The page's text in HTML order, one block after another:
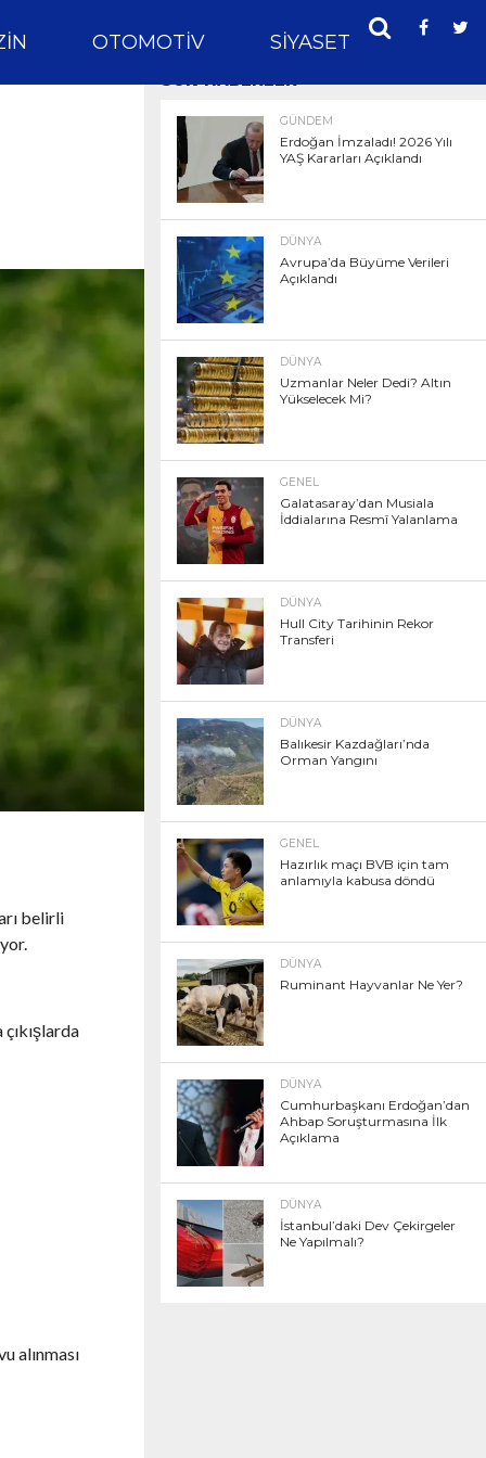
OTOMOTIV SIYASET SPOR
belirli
alınması
SON HABERLER
GÜNDEM
Erdoğan İmzaladı! 2026 Yılı
YAŞ Kararları Açıklandı
DÜNYA
Avrupa’da Büyüme Verileri
Açıklandı
DÜNYA
Uzmanlar Neler Dedi? Altın
Yükselecek Mi?
GENEL
Galatasaray’dan Musiala
İddialarına Resmî Yalanlama
DÜNYA
Hull City Tarihinin Rekor
Transferi
DÜNYA
Balıkesir Kazdağları’nda
Orman Yangını
GENEL
Hazırlık maçı BVB için tam
anlamıyla kabusa döndü
DÜNYA
Ruminant Hayvanlar Ne Yer?
DÜNYA
Cumhurbaşkanı Erdoğan’dan
Ahbap Soruşturmasına İlk
Açıklama
DÜNYA
İstanbul’daki Dev Çekirgeler
Ne Yapılmalı?